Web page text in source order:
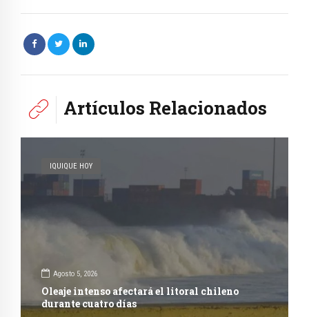
Artículos Relacionados
IQUIQUE HOY
Agosto 5, 2026
Oleaje intenso afectará el litoral chileno
durante cuatro días